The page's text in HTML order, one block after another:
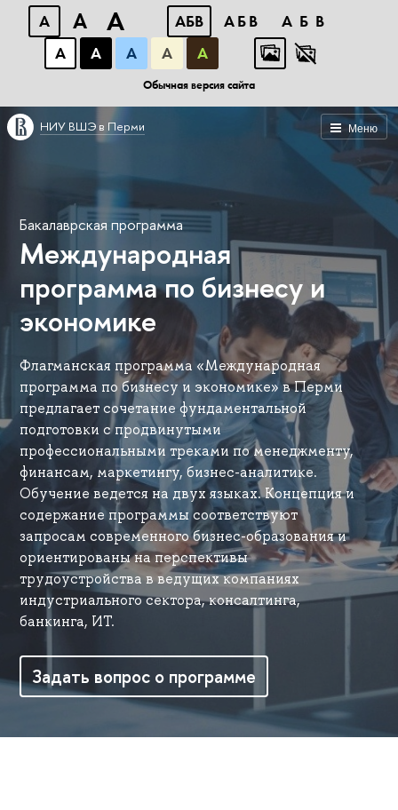
A A A АБВ АБВ
АБВ
А
А А А А
Обычная версия сайта
Меню
НИУ ВШЭ в Перми
Бакалаврская программа
Международная
программа по бизнесу и
экономике
Флагманская программа «Международная
программа по бизнесу и экономике» в Перми
предлагает сочетание фундаментальной
подготовки с продвинутыми
профессиональными треками по менеджменту,
финансам, маркетингу, бизнес-аналитике.
Обучение ведется на двух языках. Концепция и
содержание программы соответствуют
запросам современного бизнес-образования и
ориентированы на перспективы
трудоустройства в ведущих компаниях
индустриального сектора, консалтинга,
банкинга, ИТ.
Задать вопрос о программе